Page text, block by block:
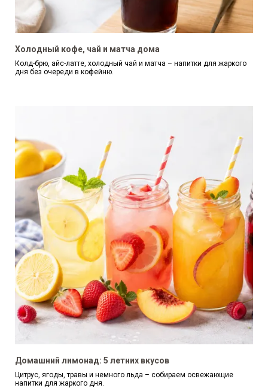
Холодный кофе, чай и матча дома
Колд-брю, айс-латте, холодный чай и матча – напитки для жаркого
дня без очереди в кофейню.
Домашний лимонад: 5 летних вкусов
Цитрус, ягоды, травы и немного льда – собираем освежающие
напитки для жаркого дня.